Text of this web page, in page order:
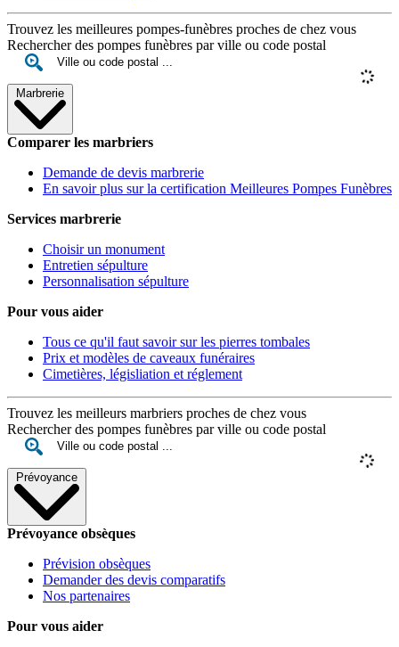
Trouvez les meilleures pompes-funèbres proches de chez vous
Rechercher des pompes funèbres par ville ou code postal
Marbrerie
Comparer les marbriers
Demande de devis marbrerie
En savoir plus sur la certification Meilleures Pompes Funèbres
Services marbrerie
Choisir un monument
Entretien sépulture
Personnalisation sépulture
Pour vous aider
Tous ce qu'il faut savoir sur les pierres tombales
Prix et modèles de caveaux funéraires
Cimetières, législiation et réglement
Trouvez les meilleurs marbriers proches de chez vous
Rechercher des pompes funèbres par ville ou code postal
Prévoyance
Prévoyance obsèques
Prévision obsèques
Demander des devis comparatifs
Nos partenaires
Pour vous aider